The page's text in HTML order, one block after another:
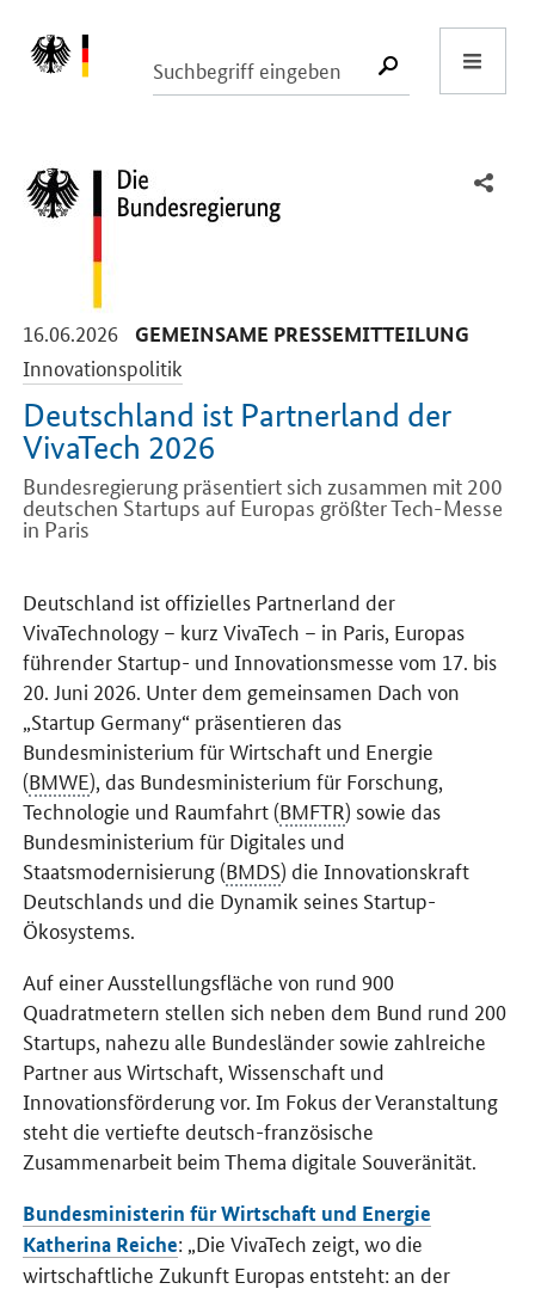
SUCHE
16.06.2026 -
GEMEINSAME PRESSEMITTEILUNG
Innovationspolitik
Deutschland ist Partnerland der
VivaTech 2026
Bundesregierung präsentiert sich zusammen mit 200
deutschen Startups auf Europas größter Tech-Messe
in Paris
Deutschland ist offizielles Partnerland der
VivaTechnology – kurzVivaTech – in Paris, Europas
führender Startup- und Innovationsmesse vom 17. bis
20. Juni 2026. Unter dem gemeinsamen Dach von
„Startup Germany“ präsentieren das
Bundesministerium für Wirtschaft und Energie
(BMWE), das Bundesministerium für Forschung,
Technologie und Raumfahrt (BMFTR) sowie das
Bundesministerium für Digitales und
Staatsmodernisierung (BMDS) die Innovationskraft
Deutschlands und die Dynamik seines Startup-
Ökosystems.
Auf einer Ausstellungsfläche von rund 900
Quadratmetern stellen sich neben dem Bund rund 200
Startups, nahezu alle Bundesländer sowie zahlreiche
Partner aus Wirtschaft, Wissenschaft und
Innovationsförderung vor. Im Fokus der Veranstaltung
steht die vertiefte deutsch-französische
Zusammenarbeit beim Thema digitale Souveränität.
Bundesministerin für Wirtschaft und Energie
Katherina Reiche: „DieVivaTech zeigt, wo die
wirtschaftliche Zukunft Europas entsteht: an der